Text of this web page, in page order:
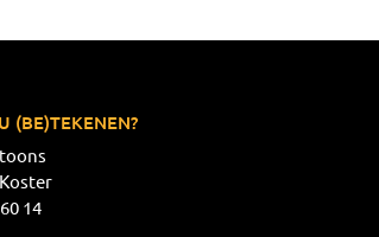
(BE)TEKENEN?
14